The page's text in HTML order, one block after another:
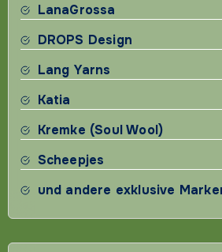
LanaGrossa
DROPS Design
Lang Yarns
Katia
Kremke (Soul Wool)
Scheepjes
und andere exklusive